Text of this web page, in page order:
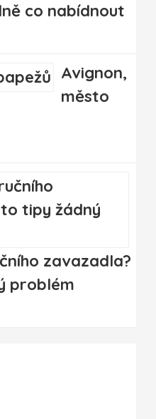
co nabídnout
Avignon,
město
zavazadla?
problém